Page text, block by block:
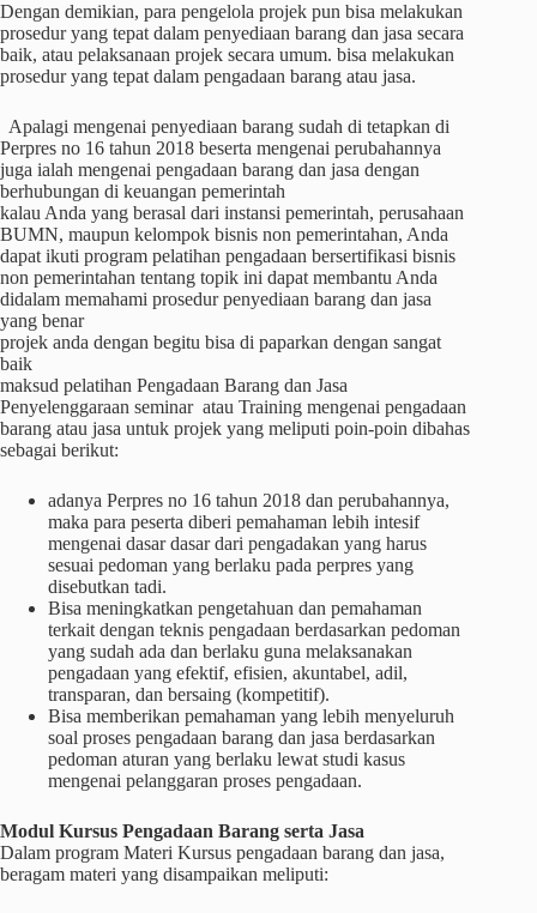
Dengan demikian, para pengelola projek pun bisa melakukan
prosedur yang tepat dalam penyediaan barang dan jasa secara
baik, atau pelaksanaan projek secara umum. bisa melakukan
prosedur yang tepat dalam pengadaan barang atau jasa.
Apalagi mengenai penyediaan barang sudah di tetapkan di
Perpres no 16 tahun 2018 beserta mengenai perubahannya
juga ialah mengenai pengadaan barang dan jasa dengan
berhubungan di keuangan pemerintah
kalau Anda yang berasal dari instansi pemerintah, perusahaan
BUMN, maupun kelompok bisnis non pemerintahan, Anda
dapat ikuti program pelatihan pengadaan bersertifikasi bisnis
non pemerintahan tentang topik ini dapat membantu Anda
didalam memahami prosedur penyediaan barang dan jasa
yang benar
projek anda dengan begitu bisa di paparkan dengan sangat
baik
maksud pelatihan Pengadaan Barang dan Jasa
Penyelenggaraan seminar atau Training mengenai pengadaan
barang atau jasa untuk projek yang meliputi poin-poin dibahas
sebagai berikut:
adanya Perpres no 16 tahun 2018 dan perubahannya,
maka para peserta diberi pemahaman lebih intesif
mengenai dasar dasar dari pengadakan yang harus
sesuai pedoman yang berlaku pada perpres yang
disebutkan tadi.
Bisa meningkatkan pengetahuan dan pemahaman
terkait dengan teknis pengadaan berdasarkan pedoman
yang sudah ada dan berlaku guna melaksanakan
pengadaan yang efektif, efisien, akuntabel, adil,
transparan, dan bersaing (kompetitif).
Bisa memberikan pemahaman yang lebih menyeluruh
soal proses pengadaan barang dan jasa berdasarkan
pedoman aturan yang berlaku lewat studi kasus
mengenai pelanggaran proses pengadaan.
Modul Kursus Pengadaan Barang serta Jasa
Dalam program Materi Kursus pengadaan barang dan jasa,
beragam materi yang disampaikan meliputi: